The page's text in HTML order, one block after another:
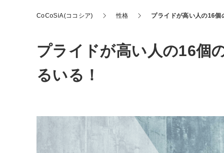
CoCoSiA(ココシア) 性格 プライドが高い人の16個
プライドが高い人の16個
るいる！